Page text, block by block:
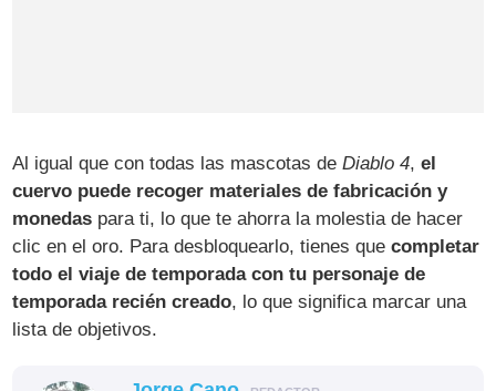
Al igual que con todas las mascotas deDiablo 4,el
cuervo puede recoger materiales de fabricación y
monedas para ti, lo que te ahorra la molestia de hacer
clic en el oro. Para desbloquearlo, tienes quecompletar
todo el viaje de temporada con tu personaje de
temporada recién creado, lo que significa marcar una
lista de objetivos.